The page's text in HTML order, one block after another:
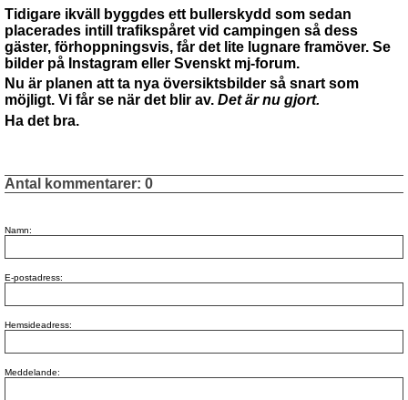
Tidigare ikväll byggdes ett bullerskydd som sedan
placerades intill trafikspåret vid campingen så dess
gäster, förhoppningsvis, får det lite lugnare framöver. Se
bilder på Instagram eller Svenskt mj-forum.
Nu är planen att ta nya översiktsbilder så snart som
möjligt. Vi får se när det blir av. Det är nu gjort.
Ha det bra.
Antal kommentarer: 0
Namn:
E-postadress:
Hemsideadress:
Meddelande: